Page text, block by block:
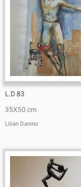
L.D 83
35X50 cm
Lilian Danino